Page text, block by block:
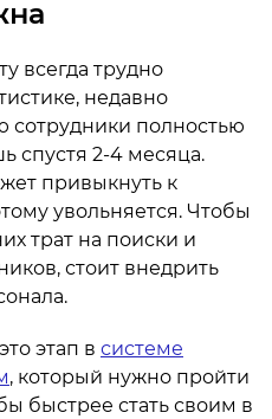
всегда трудно
недавно
полностью
спустя 2-4 месяца.
привыкнуть к
увольняется. Чтобы
трат на поиски и
стоит внедрить
этап в системе
, который нужно пройти
быстрее стать своим в